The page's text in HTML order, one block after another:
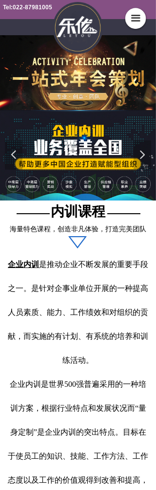
Tel:022-87981005
끀
企业内训 是推动企业不断发展的重要手段
之一。是针对企事业单位开展的一种提高
人员素质、能力、工作绩效和对组织的贡
献，而实施的有计划、有系统的培养和训
练活动。
企业内训是世界500强普遍采用的一种培
训方案，根据行业特点和发展状况而“量
身定制”是企业内训的突出特点。目标在
于使员工的知识、技能、工作方法、工作
态度以及工作的价值观得到改善和提高，
内训课程
海量特色课程，创造非凡体验，打造完美团队
넳 넲